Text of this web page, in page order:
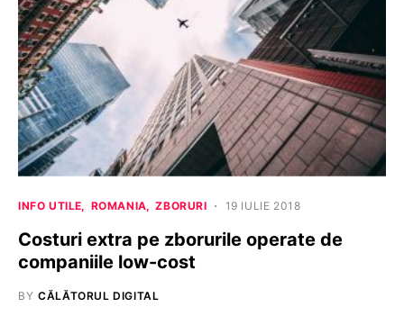
INFO UTILE ROMANIA ZBORURI 19 IULIE 2018
Costuri extra pe zborurile operate de
companiile low-cost
BY CĂLĂTORUL DIGITAL